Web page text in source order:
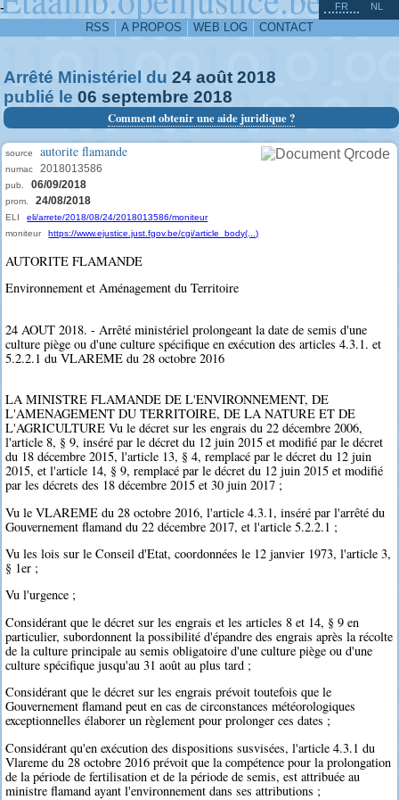
-
RSS A PROPOS WEB LOG CONTACT
FR NL
Arrêté Ministériel du 24 août 2018
publié le 06 septembre 2018
Comment obtenir une aide juridique ?
source autorite flamande
numac 2018013586
pub. 06/09/2018
prom. 24/08/2018
ELI
eli/arrete/2018/08/24/2018013586/moniteur
moniteur
https://www.ejustice.just.fgov.be/cgi/article_body(...)
AUTORITE FLAMANDE
Environnement et Aménagement du Territoire
24 AOUT 2018. - Arrêté ministériel prolongeant la date de semis d'une
culture piège ou d'une culture spécifique en exécution des articles 4.3.1. et
5.2.2.1 du VLAREME du 28 octobre 2016
LA MINISTRE FLAMANDE DE L'ENVIRONNEMENT, DE
L'AMENAGEMENT DU TERRITOIRE, DE LA NATURE ET DE
L'AGRICULTURE Vu le décret sur les engrais du 22 décembre 2006,
l'article 8, § 9, inséré par le décret du 12 juin 2015 et modifié par le décret
du 18 décembre 2015, l'article 13, § 4, remplacé par le décret du 12 juin
2015, et l'article 14, § 9, remplacé par le décret du 12 juin 2015 et modifié
par les décrets des 18 décembre 2015 et 30 juin 2017 ;
Vu le VLAREME du 28 octobre 2016, l'article 4.3.1, inséré par l'arrêté du
Gouvernement flamand du 22 décembre 2017, et l'article 5.2.2.1 ;
Vu les lois sur le Conseil d'Etat, coordonnées le 12 janvier 1973, l'article 3,
§ 1er ;
Vu l'urgence ;
Considérant que le décret sur les engrais et les articles 8 et 14, § 9 en
particulier, subordonnent la possibilité d'épandre des engrais après la récolte
de la culture principale au semis obligatoire d'une culture piège ou d'une
culture spécifique jusqu'au 31 août au plus tard ;
Considérant que le décret sur les engrais prévoit toutefois que le
Gouvernement flamand peut en cas de circonstances météorologiques
exceptionnelles élaborer un règlement pour prolonger ces dates ;
Considérant qu'en exécution des dispositions susvisées, l'article 4.3.1 du
Vlareme du 28 octobre 2016 prévoit que la compétence pour la prolongation
de la période de fertilisation et de la période de semis, est attribuée au
ministre flamand ayant l'environnement dans ses attributions ;
^